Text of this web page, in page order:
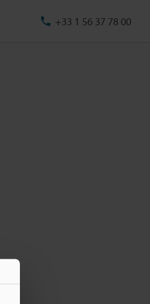
+33 1 56 37 78 00